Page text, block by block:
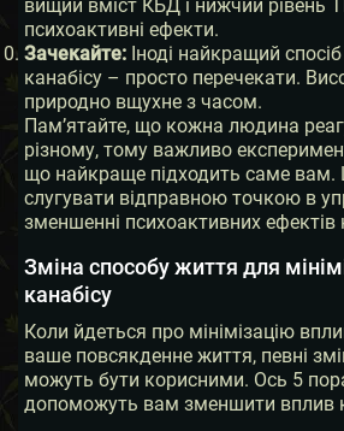
вищий вміст КБД і нижчий рівень
психоактивні ефекти.
Зачекайте: Іноді найкращий
канабісу – просто перечекати.
природно вщухне з часом.
Пам’ятайте, що кожна людина
різному, тому важливо
що найкраще підходить саме вам.
слугувати відправною точкою в
зменшенні психоактивних ефектів
Зміна способу життя для
канабісу
Коли йдеться про мінімізацію
ваше повсякденне життя, певні
можуть бути корисними. Ось 5
допоможуть вам зменшити вплив